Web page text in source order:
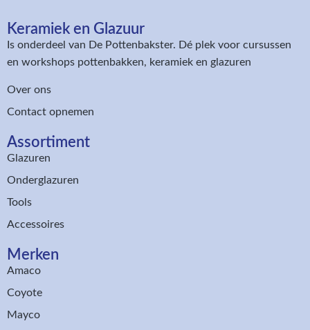
Keramiek en Glazuur​
Is onderdeel van De Pottenbakster. Dé plek voor cursussen
en workshops pottenbakken, keramiek en glazuren
Over ons
Contact opnemen
Assortiment​
Glazuren
Onderglazuren
Tools
Accessoires
Merken
Amaco
Coyote
Mayco